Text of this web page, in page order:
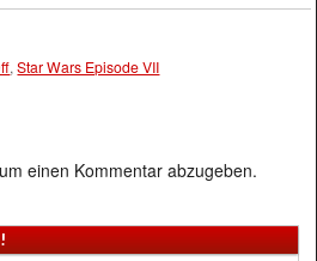
,Star Wars Episode VII
einen Kommentar abzugeben.